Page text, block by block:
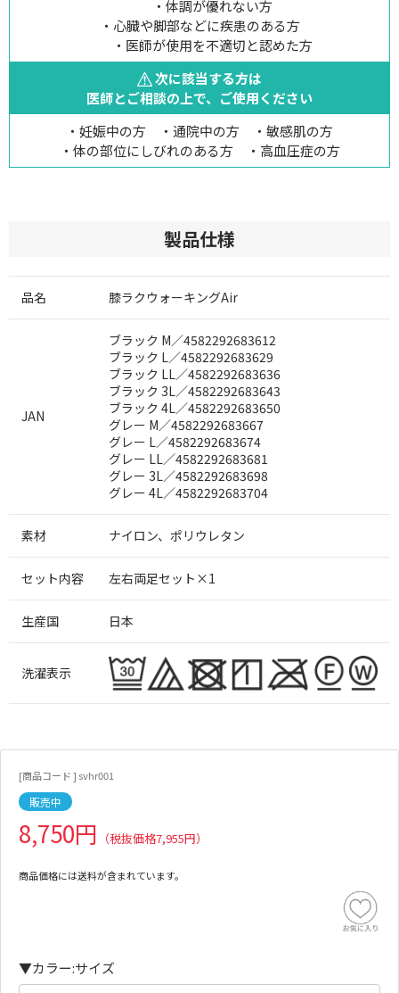
・体調が優れない方
・心臓や脚部などに疾患のある方
・医師が使用を不適切と認めた方
次に該当する方は
医師とご相談の上で、ご使用ください
・妊娠中の方 ・通院中の方 ・敏感肌の方
・体の部位にしびれのある方 ・高血圧症の方
製品仕様
品名 膝ラクウォーキングAir
JAN
ブラック M／4582292683612
ブラック L／4582292683629
ブラック LL／4582292683636
ブラック 3L／4582292683643
ブラック 4L／4582292683650
グレー M／4582292683667
グレー L／4582292683674
グレー LL／4582292683681
グレー 3L／4582292683698
グレー 4L／4582292683704
素材 ナイロン、ポリウレタン
セット内容 左右両足セット×1
生産国 日本
洗濯表示
[商品コード ] svhr001
販売中
8,750円 （税抜価格7,955円）
商品価格には送料が含まれています。
▼カラー:サイズ